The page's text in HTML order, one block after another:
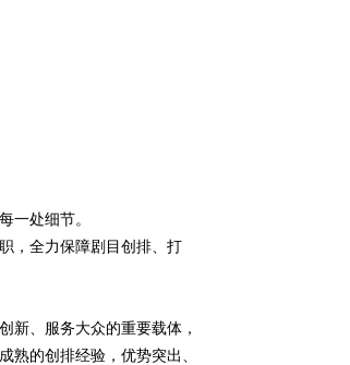
一处细节。
，全力保障剧目创排、打
、服务大众的重要载体，
熟的创排经验，优势突出、